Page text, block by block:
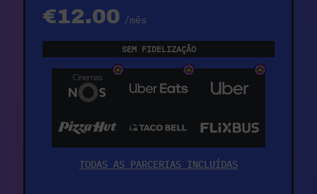
€12.00 /mês
SEM FIDELIZAÇÃO
TODAS AS PARCERIAS INCLUÍDAS